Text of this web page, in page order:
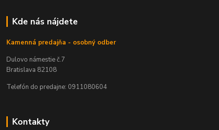
Kde nás nájdete
Kamenná predajňa - osobný odber
Dulovo námestie č.7
Bratislava 82108
Telefón do predajne: 0911080604
Kontakty